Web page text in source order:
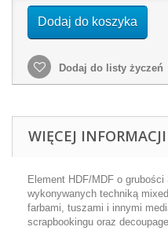
Dodaj do koszyka
Dodaj do listy życzeń
WIĘCEJ INFORMACJI
Element HDF/MDF o grubości
wykonywanych techniką
farbami, tuszami i innymi
scrapbookingu oraz